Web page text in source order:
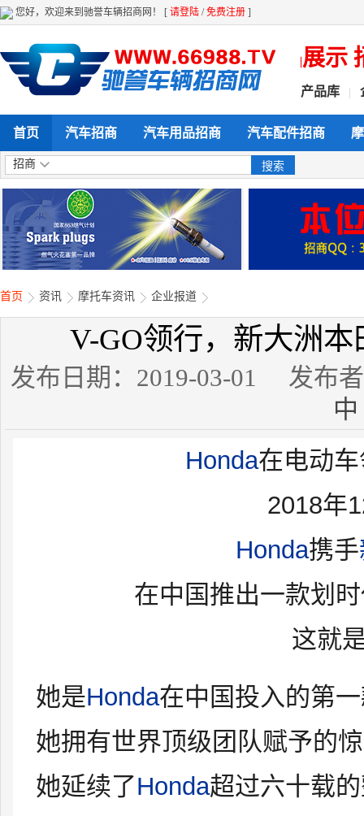
您好，欢迎来到驰誉车辆招商网！ [ 请登陆 /免费注册 ]
天候 全方位给力企业产品展示 招
产品库
首页 汽车招商 汽车用品招商 汽车配件招商
招商
首页 资讯 摩托车资讯 企业报道
V-GO领行，新大洲
发布日期：2019-03-01 发
中
Honda在电动
2018年
Honda携手
在中国推出一款划
这就
她是Honda在中国投入的第
她拥有世界顶级团队赋予的
她延续了Honda超过六十载